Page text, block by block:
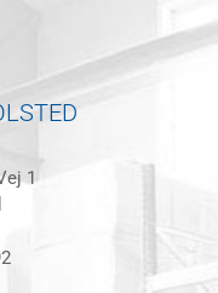
1